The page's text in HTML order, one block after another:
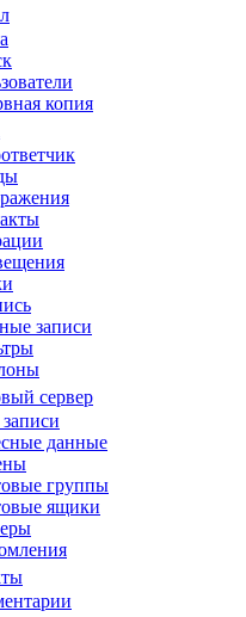
копия
записи
сервер
данные
группы
ящики